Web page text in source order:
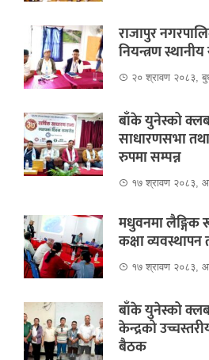
राजापुर
नियन्त्रण
२० श्रावण २०८३,
बाँके युनेस्को
साधारणसभा
रुपमा सम्पन्न
१७ श्रावण २०८३,
मधुवनमा लैङ्गिक
कक्षा
१७ श्रावण २०८३,
बाँके युनेस्को
केन्द्रको
बैठक